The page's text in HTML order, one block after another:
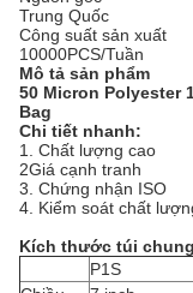
Trung Quốc
Công suất sản xuất
10000PCS/Tuần
Mô tả sản phẩm
50 Micron Polyester
Bag
Chi tiết nhanh:
1. Chất lượng cao
2Giá cạnh tranh
3. Chứng nhận ISO
4. Kiểm soát chất
Kích thước túi
P1S